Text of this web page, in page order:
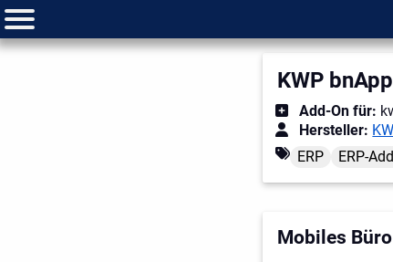
KWP bnApp
Add-On für:
Hersteller:
ERP
ERP-
Mobiles